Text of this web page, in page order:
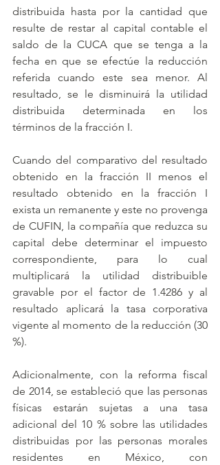
distribuida hasta por la cantidad que
resulte de restar al capital contable el
saldo de la CUCA que se tenga a la
fecha en que se efectúe la reducción
referida cuando este sea menor. Al
resultado, se le disminuirá la utilidad
distribuida determinada en los
términos de la fracción I.
Cuando del comparativo del resultado
obtenido en la fracción II menos el
resultado obtenido en la fracción I
exista un remanente y este no provenga
de CUFIN, la compañía que reduzca su
capital debe determinar el impuesto
correspondiente, para lo cual
multiplicará la utilidad distribuible
gravable por el factor de 1.4286 y al
resultado aplicará la tasa corporativa
vigente al momento de la reducción (30
%).
Adicionalmente, con la reforma fiscal
de 2014, se estableció que las personas
físicas estarán sujetas a una tasa
adicional del 10 % sobre las utilidades
distribuidas por las personas morales
residentes en México, con